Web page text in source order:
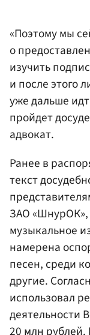
«Поэтому мы
о
изучить
и после этого
уже дальше
пройдет
адвокат.
Ранее в
текст
ЗАО
музыкальное
намерена
песен, среди
другие.
использовал
деятельности
20 млн рублей.